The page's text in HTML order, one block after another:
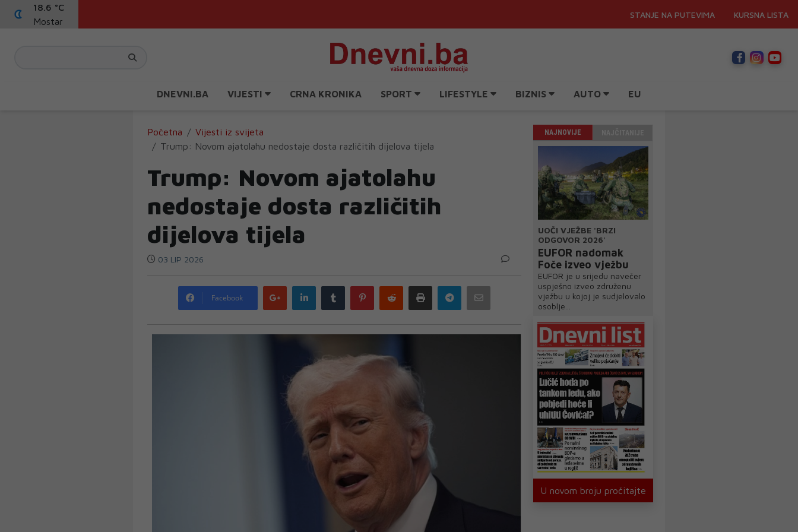
18.6 °C
Mostar
STANJE NA PUTEVIMA KURSNA LISTA
DNEVNI.BA VIJESTI CRNA KRONIKA SPORT LIFESTYLE BIZNIS AUTO EU
Početna
Vijesti iz svijeta
Trump: Novom ajatolahu nedostaje dosta različitih dijelova tijela
Trump: Novom ajatolahu
nedostaje dosta različitih
dijelova tijela
03 LIP 2026
Facebook
Google
plus
LinkedIn Tumblr PinterestReddit Print Telegram
NAJNOVIJE
UOČI VJEŽBE 'BRZI
ODGOVOR 2026'
EUFOR nadomak
Foče izveo vježbu
EUFOR je u srijedu navečer
uspješno izveo združenu
vježbu u kojoj je sudjelovalo
osoblje...
U novom broju pročitajte